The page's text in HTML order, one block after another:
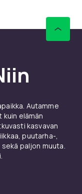
ja
ovat
Autamme
elämän
kasvavan
puutarha-,
paljon muuta.